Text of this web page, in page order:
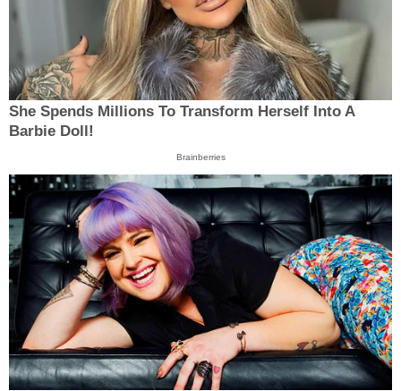
She Spends Millions To Transform Herself Into A
Barbie Doll!
Brainberries